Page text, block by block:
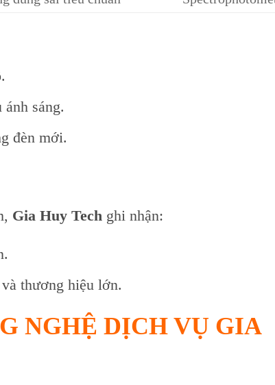
sáng.
đèn mới.
Gia Huy Tech ghi nhận:
thương hiệu lớn.
NGHỆ DỊCH VỤ GIA